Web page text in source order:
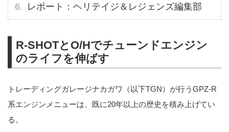
レポート：ヘリテイジ＆レジェンズ編集部
R-SHOTとO/Hでチューンドエンジン
のライフを伸ばす
トレーディングガレージナカガワ（以下TGN）が行うGPZ-R
系エンジンメニューは、既に20年以上の歴史を積み上げてい
る。